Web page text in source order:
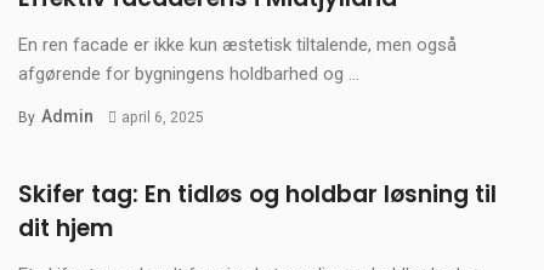
En ren facade er ikke kun æstetisk tiltalende, men også
afgørende for bygningens holdbarhed og ...
By Admin april 6, 2025
Skifer tag: En tidløs og holdbar løsning til
dit hjem